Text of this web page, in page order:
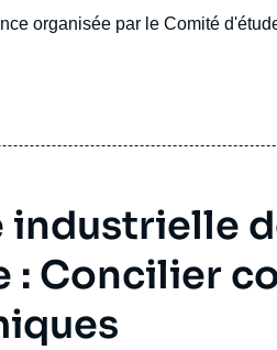
organisée par le Comité
industrielle
: Concilier